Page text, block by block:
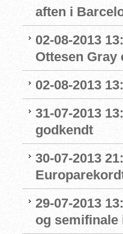
aften i
02-08-2013
Ottesen Gray
02-08-2013
31-07-2013
godkendt
30-07-2013
29-07-2013
og